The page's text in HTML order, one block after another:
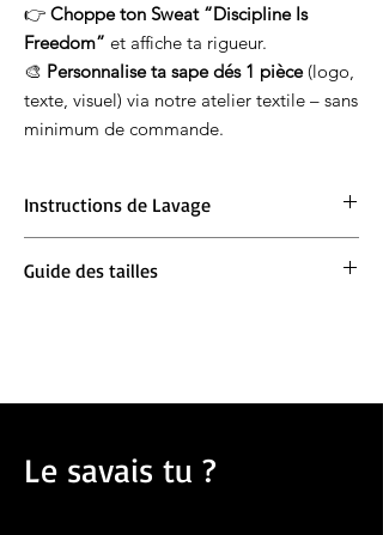
👉 Choppe ton Sweat “Discipline Is
Freedom” et affiche ta rigueur.
🎨 Personnalise ta sape dés 1 pièce(logo,
texte, visuel) via notre atelier textile – sans
minimum de commande.
Instructions de Lavage
Repassage à 150° max. Ne pas sécher en
Guide des tailles
Le savais tu ?